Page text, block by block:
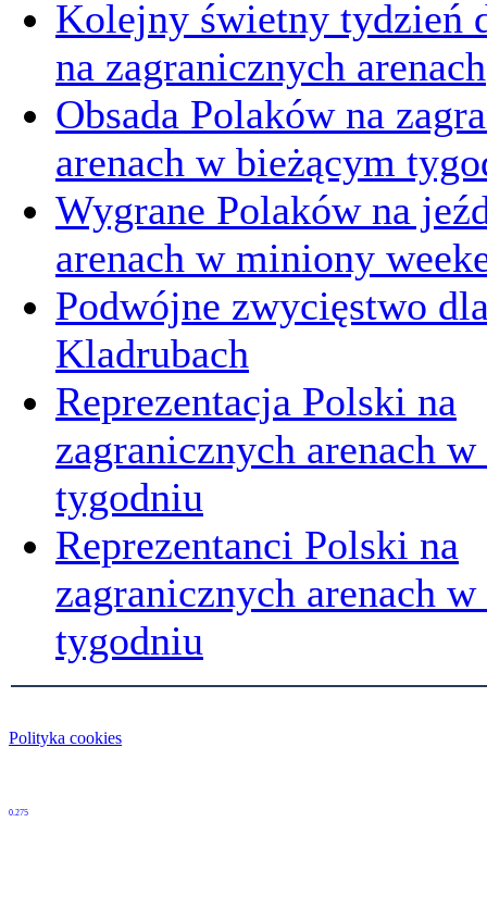
Kolejny świetny tydzień
na zagranicznych arenach
Obsada Polaków na
arenach w bieżącym
Wygrane Polaków na
arenach w miniony
Podwójne zwycięstwo
Kladrubach
Reprezentacja Polski na
zagranicznych arenach
tygodniu
Reprezentanci Polski na
zagranicznych arenach
tygodniu
Polityka cookies
0.275